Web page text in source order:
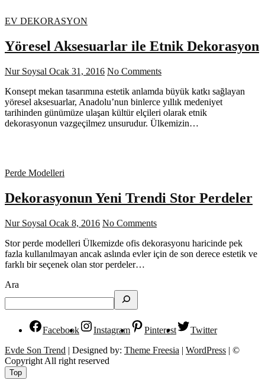
EV DEKORASYON
Yöresel Aksesuarlar ile Etnik Dekorasyon
Nur Soysal Ocak 31, 2016 No Comments
Konsept mekan tasarımına estetik anlamda büyük katkı sağlayan
yöresel aksesuarlar, Anadolu’nun binlerce yıllık medeniyet
tarihinden günümüze ulaşan kültür elçileri olarak etnik
dekorasyonun vazgeçilmez unsurudur. Ülkemizin…
Perde Modelleri
Dekorasyonun Yeni Trendi Stor Perdeler
Nur Soysal Ocak 8, 2016 No Comments
Stor perde modelleri Ülkemizde ofis dekorasyonu haricinde pek
fazla kullanılmayan ancak aslında evler için de son derece estetik ve
farklı bir seçenek olan stor perdeler…
Ara
Facebook Instagram Pinterest
Twitter
Evde Son Trend | Designed by: Theme Freesia | WordPress | ©
Copyright All right reserved
Top